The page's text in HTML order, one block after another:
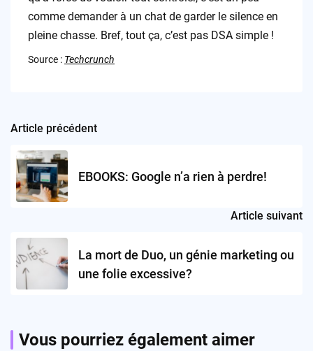
comme demander à un chat de garder le silence en
pleine chasse. Bref, tout ça, c’est pas DSA simple !
Source : Techcrunch
Post
navigation
Article précédent
EBOOKS: Google n’a rien à perdre!
Article suivant
La mort de Duo, un génie marketing ou
une folie excessive?
Vous pourriez également aimer